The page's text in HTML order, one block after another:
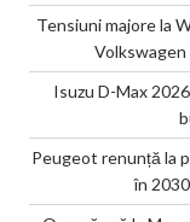
Tensiuni majore la
Isuzu D-Max
Peugeot renunță la
în